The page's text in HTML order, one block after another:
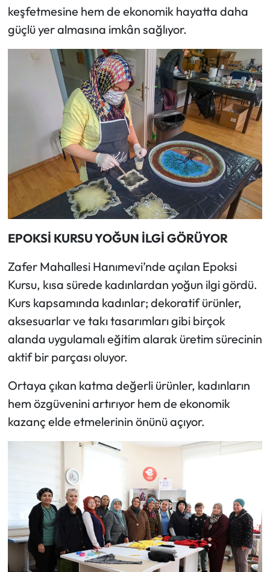
keşfetmesine hem de ekonomik hayatta daha
güçlü yer almasına imkân sağlıyor.
EPOKSİ KURSU YOĞUN İLGİ GÖRÜYOR
Zafer Mahallesi Hanımevi’nde açılan Epoksi
Kursu, kısa sürede kadınlardan yoğun ilgi gördü.
Kurs kapsamında kadınlar; dekoratif ürünler,
aksesuarlar ve takı tasarımları gibi birçok
alanda uygulamalı eğitim alarak üretim sürecinin
aktif bir parçası oluyor.
Ortaya çıkan katma değerli ürünler, kadınların
hem özgüvenini artırıyor hem de ekonomik
kazanç elde etmelerinin önünü açıyor.